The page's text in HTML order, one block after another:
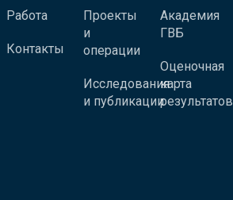
Работа
Контакты
Проекты
и
операции
Исследования
и публикации
Академия
ГВБ
Оценочная
карта
результатов